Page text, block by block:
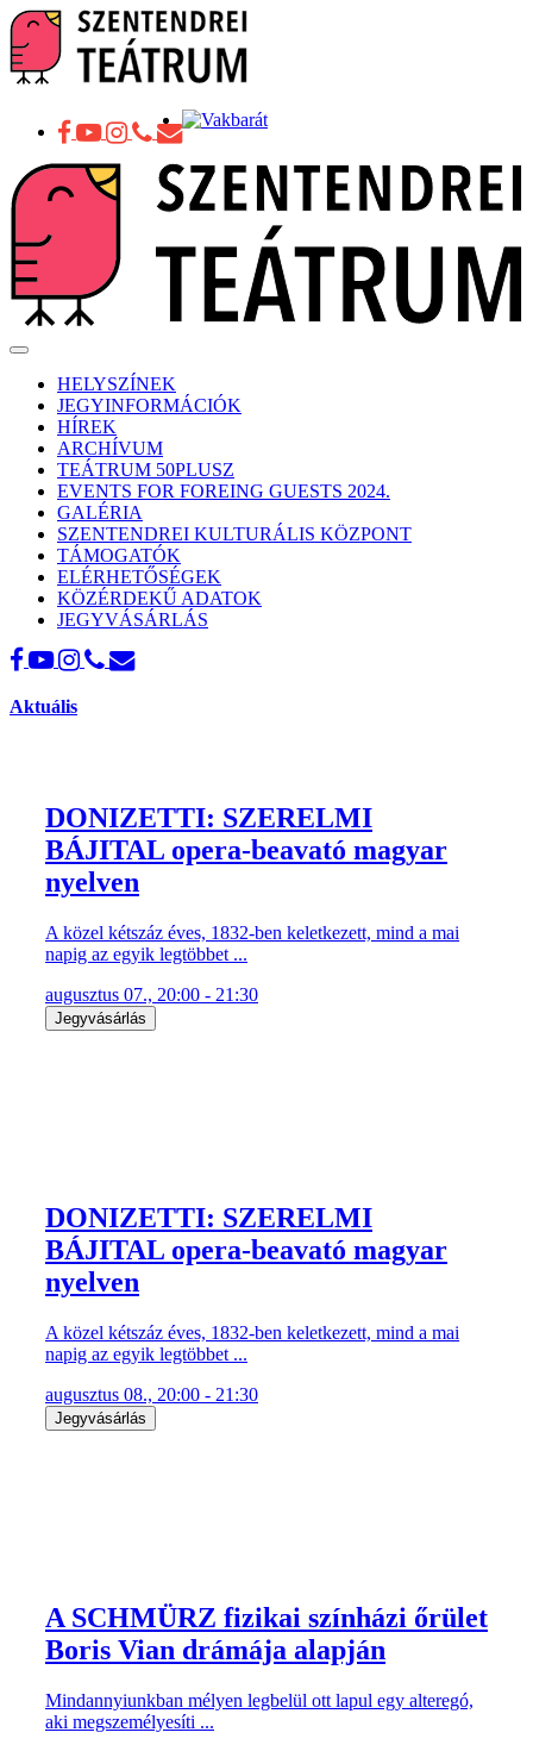
Toggle
navigationHELYSZÍNEK
JEGYINFORMÁCIÓK
HÍREK
ARCHÍVUM
TEÁTRUM 50PLUSZ
EVENTS FOR FOREING GUESTS 2024.
GALÉRIA
SZENTENDREI KULTURÁLIS KÖZPONT
TÁMOGATÓK
ELÉRHETŐSÉGEK
KÖZÉRDEKŰ ADATOK
JEGYVÁSÁRLÁS
Aktuális
DONIZETTI: SZERELMI
BÁJITAL opera-beavató magyar
nyelven
A közel kétszáz éves, 1832-ben keletkezett, mind a mai
napig az egyik legtöbbet ...
augusztus 07., 20:00 - 21:30
Jegyvásárlás
DONIZETTI: SZERELMI
BÁJITAL opera-beavató magyar
nyelven
A közel kétszáz éves, 1832-ben keletkezett, mind a mai
napig az egyik legtöbbet ...
augusztus 08., 20:00 - 21:30
Jegyvásárlás
A SCHMÜRZ fizikai színházi őrület
Boris Vian drámája alapján
Mindannyiunkban mélyen legbelül ott lapul egy alteregó,
aki megszemélyesíti ...